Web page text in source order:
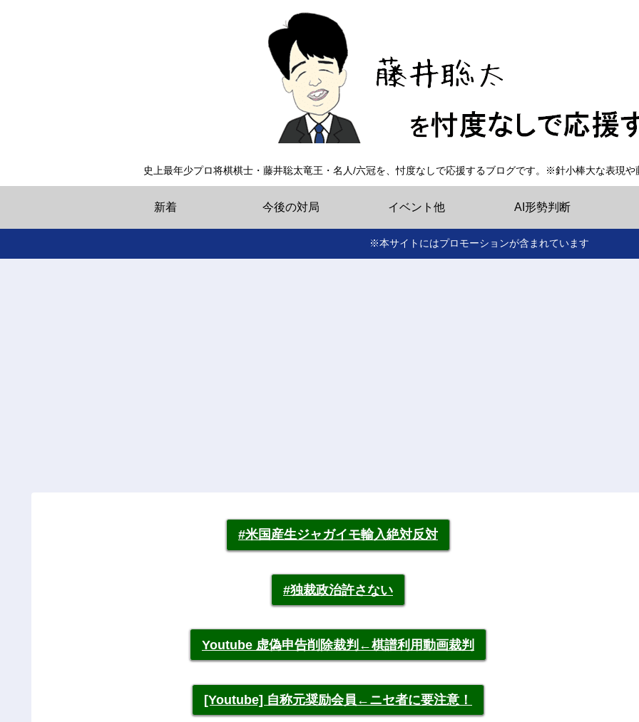
史上最年少プロ将棋棋士・藤井聡太竜王・名人/六冠を、忖度なしで応援するブログです。※針小棒大な表現
新着 今後の対局 イベント他 AI形勢判断
※本サイトにはプロモーションが含まれています
#米国産生ジャガイモ輸入絶対反対
#独裁政治許さない
Youtube 虚偽申告削除裁判←棋譜利用動画裁判
[Youtube] 自称元奨励会員←ニセ者に要注意！